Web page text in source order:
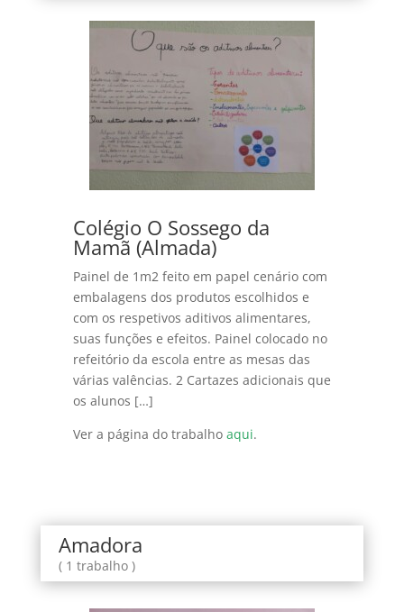
Colégio O Sossego da
Mamã (Almada)
Painel de 1m2 feito em papel cenário com
embalagens dos produtos escolhidos e
com os respetivos aditivos alimentares,
suas funções e efeitos. Painel colocado no
refeitório da escola entre as mesas das
várias valências. 2 Cartazes adicionais que
os alunos […]
Ver a página do trabalho aqui.
Amadora
( 1 trabalho )